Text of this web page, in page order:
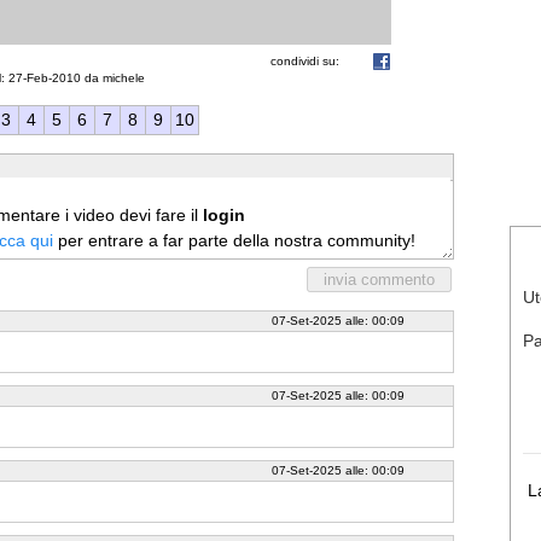
condividi su:
Feb-2010 da michele
3 4 5 6 7 8 9 10
i video devi fare il login
quiper entrare a far parte della nostra community!
07-Set-2025 alle: 00:09
07-Set-2025 alle: 00:09
07-Set-2025 alle: 00:09